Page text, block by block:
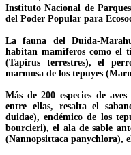
Instituto Nacional de
del Poder Popular para
La fauna del Duida-
habitan mamíferos como el
(Tapirus terrestres), el
marmosa de los tepuyes
Más de 200 especies de
entre ellas, resalta el
duidae), endémico de los
bourcieri), el ala de sable
(Nannopsittaca panychlora),